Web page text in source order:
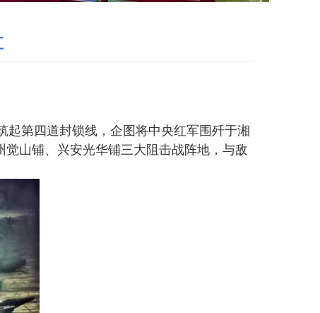
起第四道封锁线，企图将中央红军围歼于湘
山铺、兴安光华铺三大阻击战阵地，与敌